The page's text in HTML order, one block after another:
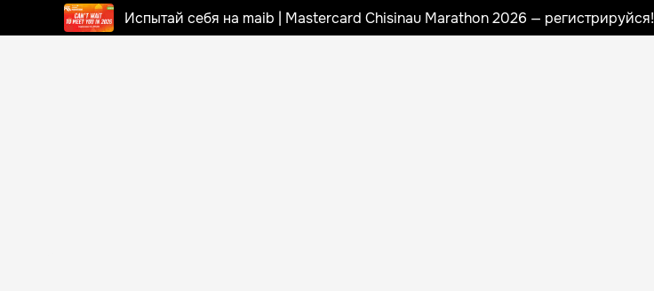
Испытай себя на maib | Mastercard Chisinau Marathon 2026 — регистрируйся!